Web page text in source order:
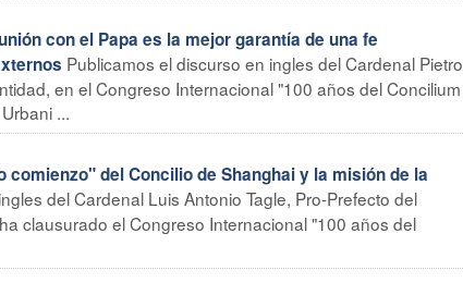
con el Papa es la mejor garantía de una fe
Publicamos el discurso en ingles del Cardenal Pietro
en el Congreso Internacional "100 años del Concilium
...
comienzo" del Concilio de Shanghai y la misión de la
del Cardenal Luis Antonio Tagle, Pro-Prefecto del
clausurado el Congreso Internacional "100 años del